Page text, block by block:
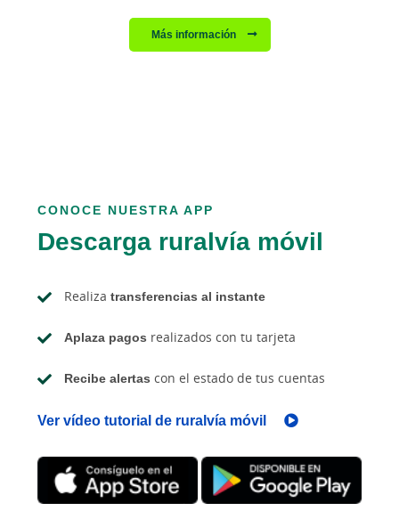
Más información
CONOCE NUESTRA APP
Descarga ruralvía móvil
Realiza transferencias al instante
Aplaza pagos realizados con tu tarjeta
Recibe alertas con el estado de tus cuentas
Ver vídeo tutorial de ruralvía móvil